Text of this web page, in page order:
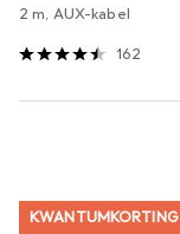
2 m, AUX-kabel
162
KWANTUMKORTING